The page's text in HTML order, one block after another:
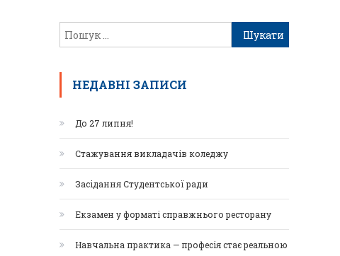
НЕДАВНІ ЗАПИСИ
До 27 липня!
Стажування викладачів коледжу
Засідання Студентської ради
Екзамен у форматі справжнього ресторану
Навчальна практика — професія стає реальною